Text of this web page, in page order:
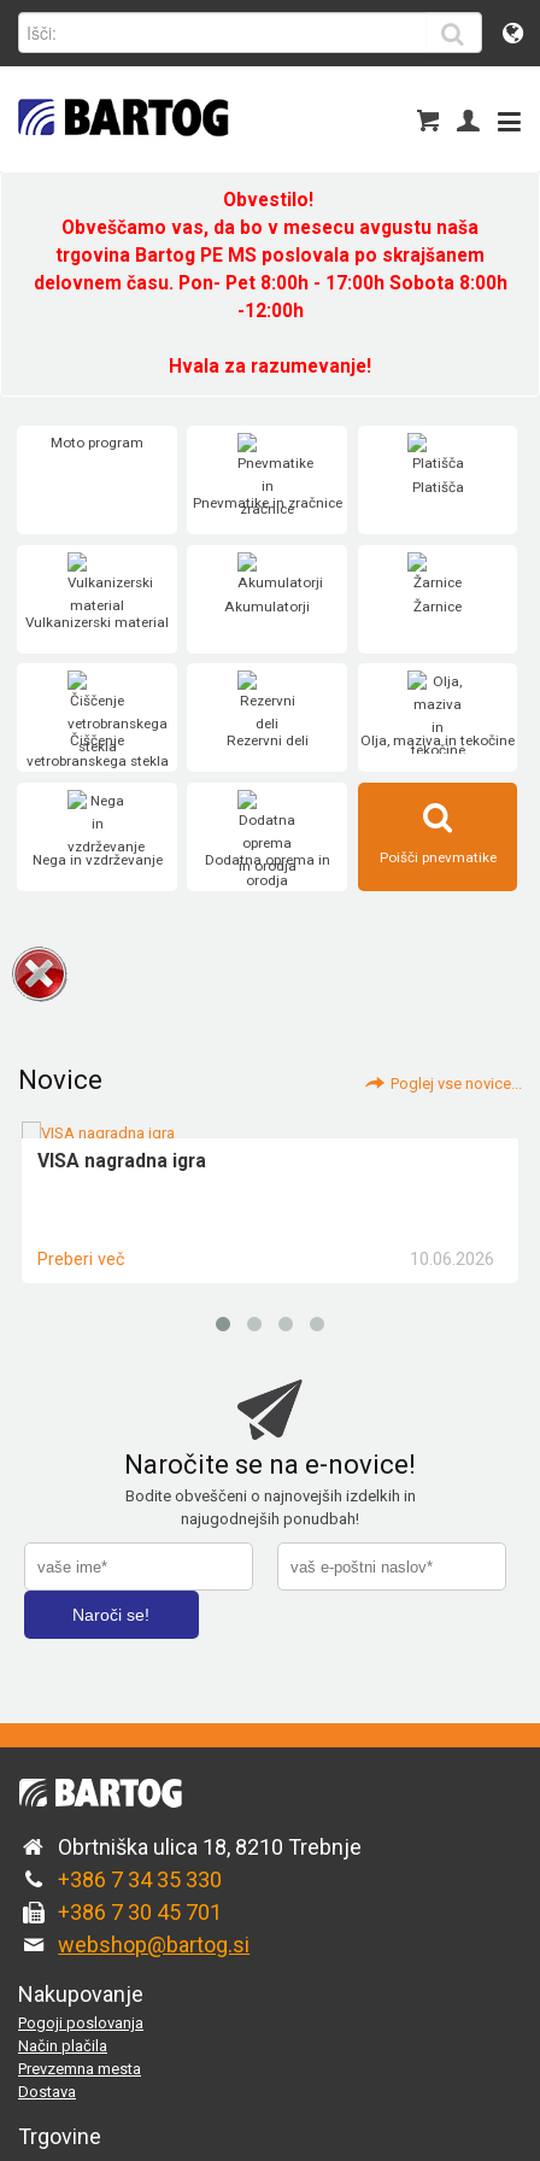
Obvestilo!
Obveščamo vas, da bo v mesecu avgustu naša
trgovina Bartog PE MS poslovala po skrajšanem
delovnem času. Pon- Pet 8:00h - 17:00h Sobota 8:00h
-12:00h
Hvala za razumevanje!
Moto program
Pnevmatike in zračnice
Platišča
Vulkanizerski material
Akumulatorji Žarnice
Čiščenje
vetrobranskega stekla
Rezervni deli Olja, maziva in tekočine
Nega in vzdrževanje
Dodatna oprema in
orodja
Poišči pnevmatike
Novice Poglej vse novice...
VISA nagradna igra
10.06.2026
Preberi več
Naročite se na e-novice!
Bodite obveščeni o najnovejših izdelkih in
najugodnejših ponudbah!
Obrtniška ulica 18, 8210 Trebnje
+386 7 34 35 330
+386 7 30 45 701
webshop@bartog.si
Nakupovanje
Pogoji poslovanja
Način plačila
Prevzemna mesta
Dostava
Trgovine